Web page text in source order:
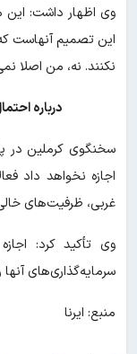
وی اظهار داشت: این
این تصمیم آنهاست
نکنند. نه، من اصلا
درباره
سخنگوی کرملین در
اجازه نخواهد داد
غربی، ظرفیت‌های خالی
وی تأکید کرد:‌
سرمایه‌گذاری‌های آنها
منبع: ایرنا